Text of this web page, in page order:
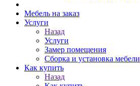
Мебель на заказ
Услуги
Назад
Услуги
Замер помещения
Сборка и установка мебели
Как купить
Назад